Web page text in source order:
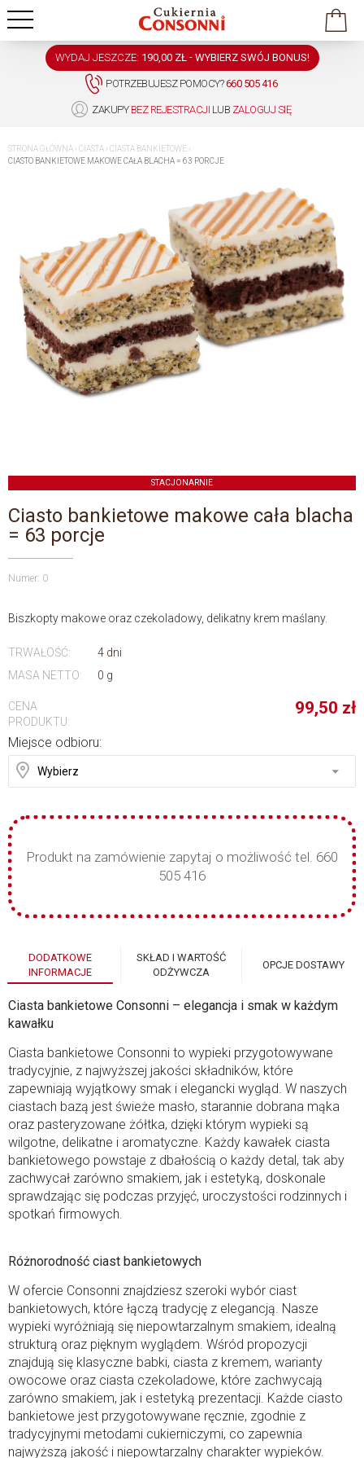
POTRZEBUJESZ POMOCY?660 505 416
ZAKUPY BEZ REJESTRACJI LUB ZALOGUJ SIĘ
WYDAJ JESZCZE: 190,00 ZŁ - WYBIERZ SWÓJ BONUS!
STRONA GŁÓWNA › CIASTA › CIASTA BANKIETOWE ›
CIASTO BANKIETOWE MAKOWE CAŁA BLACHA = 63 PORCJE
STACJONARNIE
Ciasto bankietowe makowe cała blacha
= 63 porcje
Numer: 0
Biszkopty makowe oraz czekoladowy, delikatny krem maślany.
TRWAŁOŚĆ:
4 dni
MASA NETTO:
0 g
CENA
PRODUKTU:
99,50 zł
Miejsce odbioru:
Produkt na zamówienie zapytaj o możliwość tel. 660
505 416
DODATKOWE
INFORMACJE
SKŁAD I WARTOŚĆ
ODŻYWCZA
OPCJE DOSTAWY
Ciasta bankietowe Consonni – elegancja i smak w każdym
kawałku
Ciasta bankietowe Consonni to wypieki przygotowywane
tradycyjnie, z najwyższej jakości składników, które
zapewniają wyjątkowy smak i elegancki wygląd. W naszych
ciastach bazą jest świeże masło, starannie dobrana mąka
oraz pasteryzowane żółtka, dzięki którym wypieki są
wilgotne, delikatne i aromatyczne. Każdy kawałek ciasta
bankietowego powstaje z dbałością o każdy detal, tak aby
zachwycał zarówno smakiem, jak i estetyką, doskonale
sprawdzając się podczas przyjęć, uroczystości rodzinnych i
spotkań firmowych.
Różnorodność ciast bankietowych
W ofercie Consonni znajdziesz szeroki wybór ciast
bankietowych, które łączą tradycję z elegancją. Nasze
wypieki wyróżniają się niepowtarzalnym smakiem, idealną
strukturą oraz pięknym wyglądem. Wśród propozycji
znajdują się klasyczne babki, ciasta z kremem, warianty
owocowe oraz ciasta czekoladowe, które zachwycają
zarówno smakiem, jak i estetyką prezentacji. Każde ciasto
bankietowe jest przygotowywane ręcznie, zgodnie z
tradycyjnymi metodami cukierniczymi, co zapewnia
najwyższą jakość i niepowtarzalny charakter wypieków.